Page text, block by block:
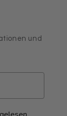
und